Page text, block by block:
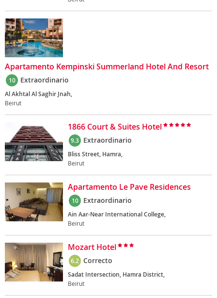
Apartamento Kempinski Summerland Hotel And Resort
10 Extraordinario
Al Akhtal Al Saghir Jnah,
Beirut
1866 Court & Suites Hotel
9.3 Extraordinario
Bliss Street, Hamra,
Beirut
Apartamento Le Pave Residences
10 Extraordinario
Ain Aar-Near International College,
Beirut
Mozart Hotel
6.2 Correcto
Sadat Intersection, Hamra District,
Beirut